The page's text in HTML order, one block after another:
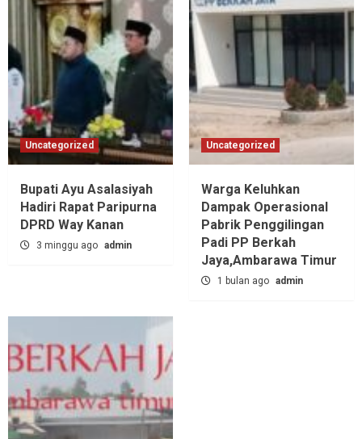
Uncategorized
Bupati Ayu Asalasiyah
Hadiri Rapat Paripurna
DPRD Way Kanan
3 minggu ago admin
Uncategorized
Warga Keluhkan
Dampak Operasional
Pabrik Penggilingan
Padi PP Berkah
Jaya,‎Ambarawa Timur
1 bulan ago admin